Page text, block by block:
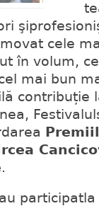
cele
în volum,
mai bun
contribuție
.
participatla